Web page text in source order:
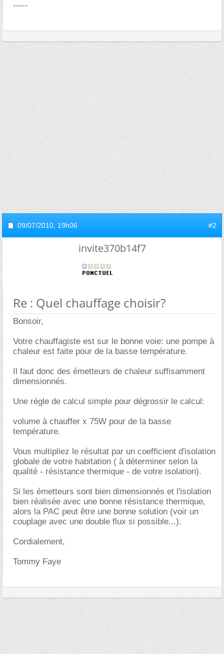
-----
09/07/2010, 19h06 #2
invite370b14f7
Re : Quel chauffage choisir?
Bonsoir,
Votre chauffagiste est sur le bonne voie: une pompe à
chaleur est faite pour de la basse température.
Il faut donc des émetteurs de chaleur suffisamment
dimensionnés.
Une règle de calcul simple pour dégrossir le calcul:
volume à chauffer x 75W pour de la basse
température.
Vous multipliez le résultat par un coefficient d'isolation
globale de votre habitation ( à déterminer selon la
qualité - résistance thermique - de votre isolation).
Si les émetteurs sont bien dimensionnés et l'isolation
bien réalisée avec une bonne résistance thermique,
alors la PAC peut être une bonne solution (voir un
couplage avec une double flux si possible...).
Cordialement,
Tommy Faye